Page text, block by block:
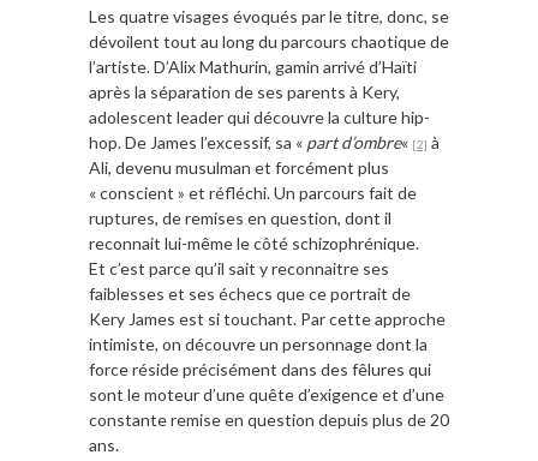
Les quatre visages évoqués par le titre, donc, se
dévoilent tout au long du parcours chaotique de
l’artiste. D’Alix Mathurin, gamin arrivé d’Haïti
après la séparation de ses parents à Kery,
adolescent leader qui découvre la culture hip-
hop. De James l’excessif, sa « part d’ombre« [2] à
Ali, devenu musulman et forcément plus
« conscient » et réfléchi. Un parcours fait de
ruptures, de remises en question, dont il
reconnait lui-même le côté schizophrénique.
Et c’est parce qu’il sait y reconnaitre ses
faiblesses et ses échecs que ce portrait de
Kery James est si touchant. Par cette approche
intimiste, on découvre un personnage dont la
force réside précisément dans des fêlures qui
sont le moteur d’une quête d’exigence et d’une
constante remise en question depuis plus de 20
ans.